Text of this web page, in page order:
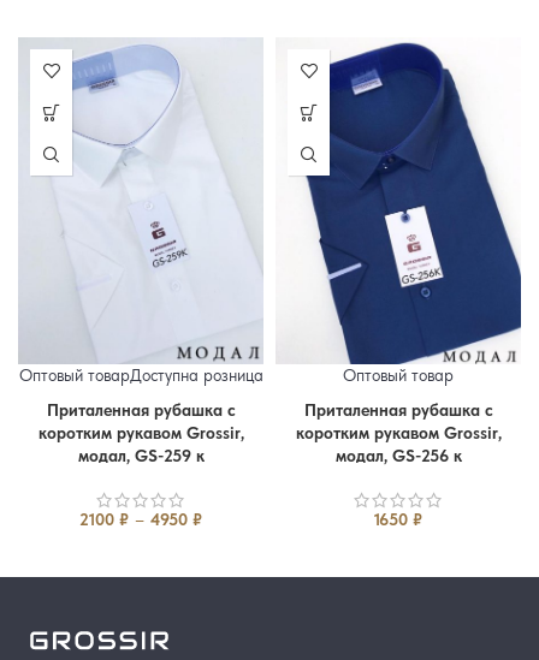
Оптовый товарДоступна розница
4850525456 Упаковка
Приталенная рубашка с
коротким рукавом Grossir,
модал, GS-259 к
2100 ₽ – 4950 ₽
Диапазон цен: 2100 ₽ – 4950 ₽
Оптовый товар
4850525456
Приталенная рубашка с
коротким рукавом Grossir,
модал, GS-256 к
1650 ₽